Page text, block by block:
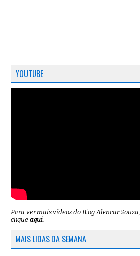
YOUTUBE
Para ver mais vídeos do Blog Alencar Souza,
clique aqui.
MAIS LIDAS DA SEMANA